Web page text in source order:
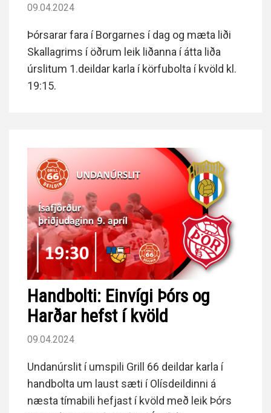
09.04.2024
Þórsarar fara í Borgarnes í dag og mæta liði
Skallagrims í öðrum leik liðanna í átta liða
úrslitum 1.deildar karla í körfubolta í kvöld kl.
19:15.
Handbolti: Einvígi Þórs og
Harðar hefst í kvöld
09.04.2024
Undanúrslit í umspili Grill 66 deildar karla í
handbolta um laust sæti í Olísdeildinni á
næsta tímabili hefjast í kvöld með leik Þórs